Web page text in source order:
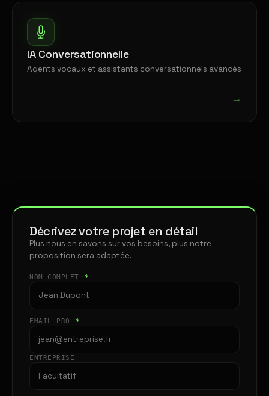
IA Conversationnelle
Agents vocaux et assistants conversationnels avancés
→
Décrivez votre projet en détail
Plus nous en savons sur vos besoins, plus notre
proposition sera adaptée.
NOM COMPLET *
EMAIL PRO *
ENTREPRISE